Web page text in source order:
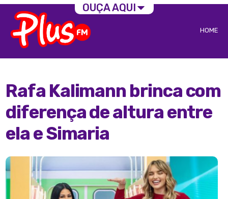
HOME
Rafa Kalimann brinca com
diferença de altura entre
ela e Simaria
OUÇA AQUI